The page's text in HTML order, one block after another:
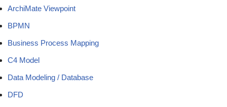
ArchiMate Viewpoint
BPMN
Business Process Mapping
C4 Model
Data Modeling / Database
DFD